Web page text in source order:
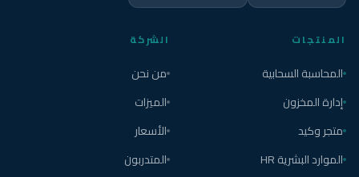
المنتجات
المحاسبة السحابية
إدارة المخزون
متجر وكيد
الموارد البشرية HR
الشركة
من نحن
الميزات
الأسعار
المتدربون